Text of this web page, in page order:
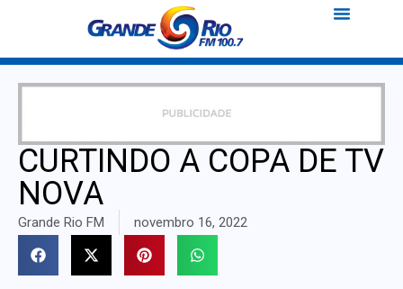
CURTINDO A COPA DE TV
NOVA
Grande Rio FM novembro 16, 2022